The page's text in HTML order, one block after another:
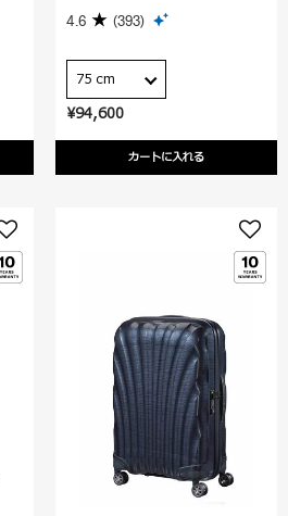
¥94,600
カートに入れる
4.6 (393)
75 cm